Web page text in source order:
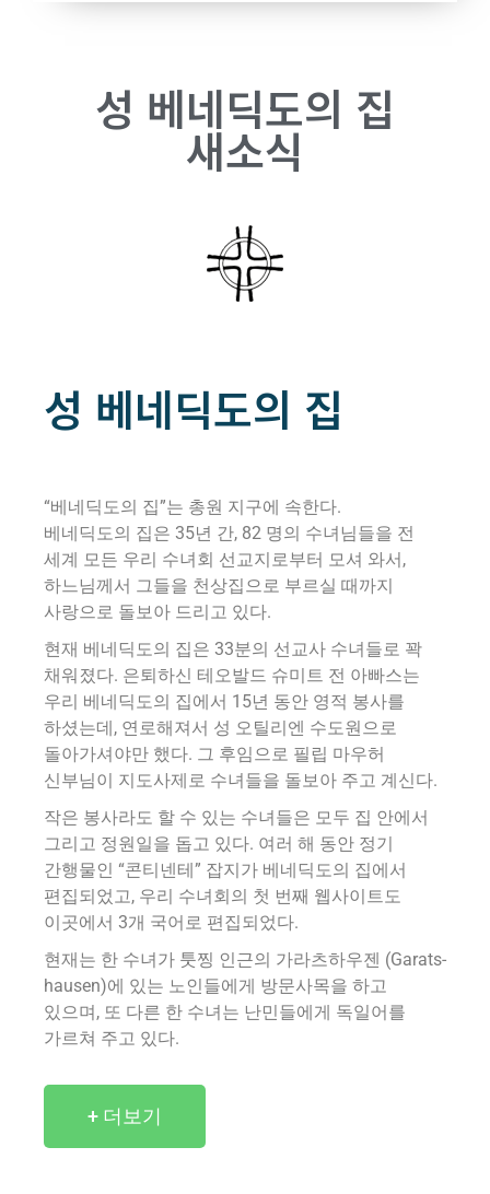
성 베네딕도의 집
새소식
성 베네딕도의 집
“베네딕도의 집”는 총원 지구에 속한다.
베네딕도의 집은 35년 간, 82 명의 수녀님들을 전
세계 모든 우리 수녀회 선교지로부터 모셔 와서,
하느님께서 그들을 천상집으로 부르실 때까지
사랑으로 돌보아 드리고 있다.
현재 베네딕도의 집은 33분의 선교사 수녀들로 꽉
채워졌다. 은퇴하신 테오발드 슈미트 전 아빠스는
우리 베네딕도의 집에서 15년 동안 영적 봉사를
하셨는데, 연로해져서 성 오틸리엔 수도원으로
돌아가셔야만 했다. 그 후임으로 필립 마우허
신부님이 지도사제로 수녀들을 돌보아 주고 계신다.
작은 봉사라도 할 수 있는 수녀들은 모두 집 안에서
그리고 정원일을 돕고 있다. 여러 해 동안 정기
간행물인 “콘티넨테” 잡지가 베네딕도의 집에서
편집되었고, 우리 수녀회의 첫 번째 웹사이트도
이곳에서 3개 국어로 편집되었다.
현재는 한 수녀가 툿찡 인근의 가라츠하우젠 (Garats-
hausen)에 있는 노인들에게 방문사목을 하고
있으며, 또 다른 한 수녀는 난민들에게 독일어를
가르쳐 주고 있다.
+ 더보기